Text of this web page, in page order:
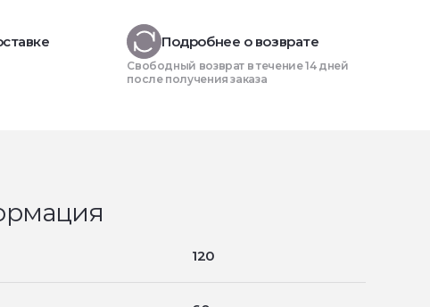
Подробнее о возврате
Свободный возврат в течение 14 дней
после получения заказа
120